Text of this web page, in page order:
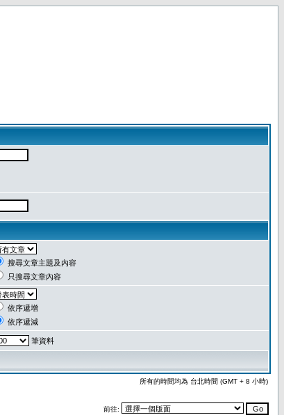
搜尋文章主題及內容
只搜尋文章內容
依序遞增
依序遞減
筆資料
所有的時間均為 台北時間 (GMT + 8 小時)
前往: